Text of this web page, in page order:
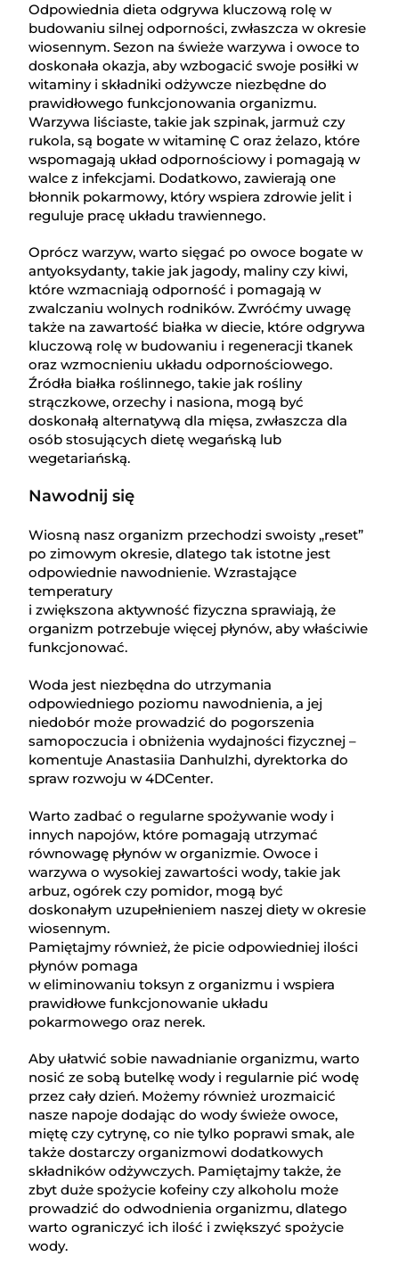
Odpowiednia dieta odgrywa kluczową rolę w
budowaniu silnej odporności, zwłaszcza w okresie
wiosennym. Sezon na świeże warzywa i owoce to
doskonała okazja, aby wzbogacić swoje posiłki w
witaminy i składniki odżywcze niezbędne do
prawidłowego funkcjonowania organizmu.
Warzywa liściaste, takie jak szpinak, jarmuż czy
rukola, są bogate w witaminę C oraz żelazo, które
wspomagają układ odpornościowy i pomagają w
walce z infekcjami. Dodatkowo, zawierają one
błonnik pokarmowy, który wspiera zdrowie jelit i
reguluje pracę układu trawiennego.
Oprócz warzyw, warto sięgać po owoce bogate w
antyoksydanty, takie jak jagody, maliny czy kiwi,
które wzmacniają odporność i pomagają w
zwalczaniu wolnych rodników. Zwróćmy uwagę
także na zawartość białka w diecie, które odgrywa
kluczową rolę w budowaniu i regeneracji tkanek
oraz wzmocnieniu układu odpornościowego.
Źródła białka roślinnego, takie jak rośliny
strączkowe, orzechy i nasiona, mogą być
doskonałą alternatywą dla mięsa, zwłaszcza dla
osób stosujących dietę wegańską lub
wegetariańską.
Nawodnij się
Wiosną nasz organizm przechodzi swoisty „reset”
po zimowym okresie, dlatego tak istotne jest
odpowiednie nawodnienie. Wzrastające
temperatury
i zwiększona aktywność fizyczna sprawiają, że
organizm potrzebuje więcej płynów, aby właściwie
funkcjonować.
Woda jest niezbędna do utrzymania
odpowiedniego poziomu nawodnienia, a jej
niedobór może prowadzić do pogorszenia
samopoczucia i obniżenia wydajności fizycznej –
komentuje Anastasiia Danhulzhi, dyrektorka do
spraw rozwoju w 4DCenter.
Warto zadbać o regularne spożywanie wody i
innych napojów, które pomagają utrzymać
równowagę płynów w organizmie. Owoce i
warzywa o wysokiej zawartości wody, takie jak
arbuz, ogórek czy pomidor, mogą być
doskonałym uzupełnieniem naszej diety w okresie
wiosennym.
Pamiętajmy również, że picie odpowiedniej ilości
płynów pomaga
w eliminowaniu toksyn z organizmu i wspiera
prawidłowe funkcjonowanie układu
pokarmowego oraz nerek.
Aby ułatwić sobie nawadnianie organizmu, warto
nosić ze sobą butelkę wody i regularnie pić wodę
przez cały dzień. Możemy również urozmaicić
nasze napoje dodając do wody świeże owoce,
miętę czy cytrynę, co nie tylko poprawi smak, ale
także dostarczy organizmowi dodatkowych
składników odżywczych. Pamiętajmy także, że
zbyt duże spożycie kofeiny czy alkoholu może
prowadzić do odwodnienia organizmu, dlatego
warto ograniczyć ich ilość i zwiększyć spożycie
wody.